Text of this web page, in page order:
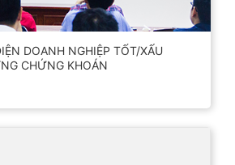
DOANH NGHIỆP TỐT/XẤU
CHỨNG KHOÁN